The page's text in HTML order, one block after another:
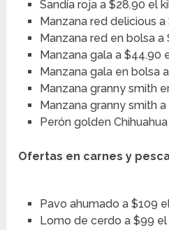
Sandía roja a $28.90 el
Manzana red delicious a
Manzana red en bolsa a
Manzana gala a $44.90
Manzana gala en bolsa
Manzana granny smith
Manzana granny smith
Perón golden
Ofertas en carnes y
Pavo ahumado a $109
Lomo de cerdo a $99 el